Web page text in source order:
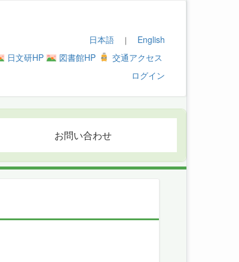
日本語｜ English
日文研HP
図書館HP
交通アクセス
ログイン
お問い合わせ